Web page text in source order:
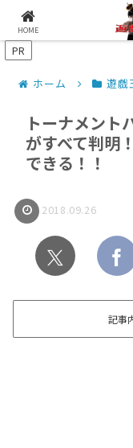
シナコムについて
PR
ホーム 遊戯
トーナメント
がすべて判明
できる！！
2018.09.26
記事
HOME